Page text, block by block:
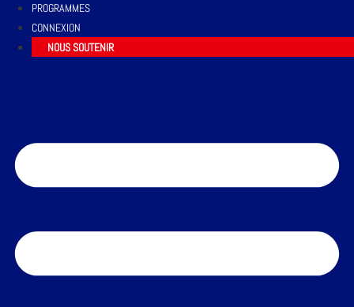
PROGRAMMES
CONNEXION
NOUS SOUTENIR